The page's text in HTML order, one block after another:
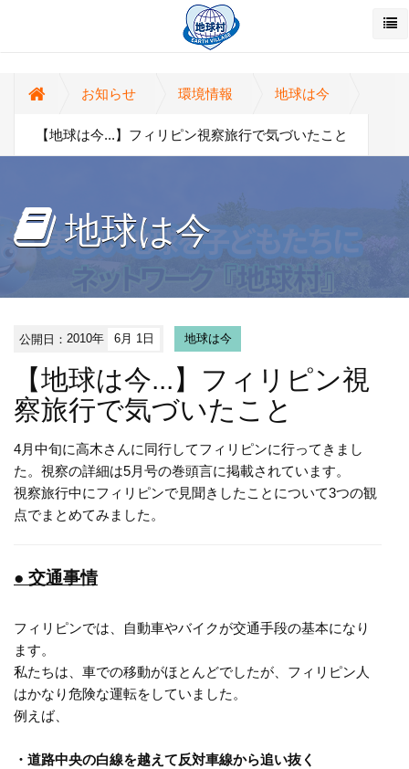
お知らせ 環境情報 地球は今
【地球は今...】フィリピン視察旅行で気づいたこと
地球は今
公開日：2010年 6月 1日 地球は今
【地球は今...】フィリピン視
察旅行で気づいたこと
4月中旬に高木さんに同行してフィリピンに行ってきまし
た。視察の詳細は5月号の巻頭言に掲載されています。
視察旅行中にフィリピンで見聞きしたことについて3つの観
点でまとめてみました。
● 交通事情
フィリピンでは、自動車やバイクが交通手段の基本になり
ます。
私たちは、車での移動がほとんどでしたが、フィリピン人
はかなり危険な運転をしていました。
例えば、
・道路中央の白線を越えて反対車線から追い抜く